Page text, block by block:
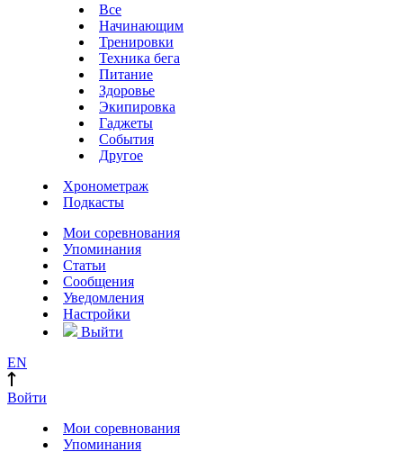
Все
Начинающим
Тренировки
Техника бега
Питание
Здоровье
Экипировка
Гаджеты
События
Другое
Хронометраж
Подкасты
Мои соревнования
Упоминания
Статьи
Сообщения
Уведомления
Настройки
Выйти
EN
Войти
Мои соревнования
Упоминания